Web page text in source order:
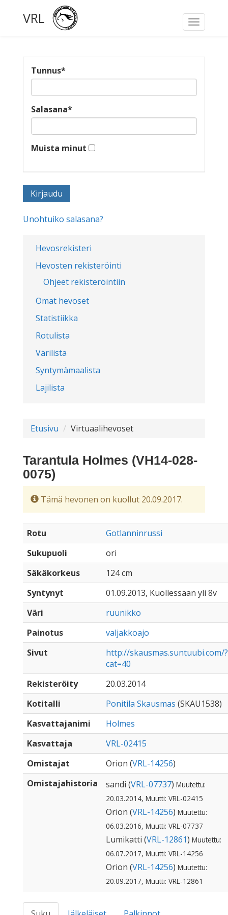
Toggle
VRL
Hevosrekisteri
Hevosten rekisteröinti
Ohjeet rekisteröintiin
Omat hevoset
Statistiikka
Rotulista
Värilista
Syntymämaalista
Lajilista
Tunnus*
Salasana*
Muista minut
Unohtuiko salasana?
Etusivu Virtuaalihevoset
Tarantula Holmes (VH14-028-
0075)
Tämä hevonen on kuollut 20.09.2017.
Rotu
Gotlanninrussi
Sukupuoli
ori
Säkäkorkeus
124 cm
Syntynyt
01.09.2013, Kuollessaan yli 8v
Väri
ruunikko
Painotus
valjakkoajo
Sivut
http://skausmas.suntuubi.com/?
cat=40
Rekisteröity
20.03.2014
Kotitalli
Ponitila Skausmas (SKAU1538)
Kasvattajanimi
Holmes
Kasvattaja
VRL-02415
Omistajat
Orion (VRL-14256)
Omistajahistoria
sandi (VRL-07737) Muutettu:
20.03.2014, Muutti: VRL-02415
Orion (VRL-14256) Muutettu:
06.03.2016, Muutti: VRL-07737
Lumikatti (VRL-12861) Muutettu:
06.07.2017, Muutti: VRL-14256
Orion (VRL-14256) Muutettu:
20.09.2017, Muutti: VRL-12861